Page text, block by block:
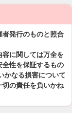
発行のものと照合
に関しては万全を
性を保証するもの
かなる損害について
切の責任を負いかね